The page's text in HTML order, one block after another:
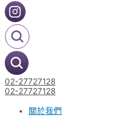
02-27727128
02-27727128
關於我們